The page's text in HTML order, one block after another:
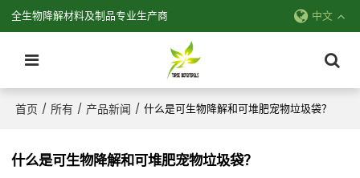
全生物降解材料及制品专业生产商 中文
首页 / 所有 / 产品新闻 / 什么是可生物降解和可堆肥宠物垃圾袋？
什么是可生物降解和可堆肥宠物垃圾袋？